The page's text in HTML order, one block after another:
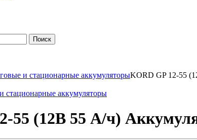
Поиск
и стационарные аккумуляторыKORD GP 12-55
стационарные аккумуляторы
55 (12В 55 А/ч)